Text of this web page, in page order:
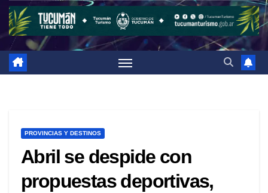
PROVINCIAS Y DESTINOS
Abril se despide con
propuestas deportivas,